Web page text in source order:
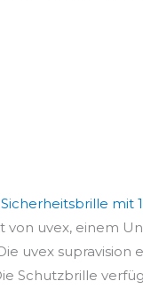
mit
von uvex, einem
uvex
Schutzbrille